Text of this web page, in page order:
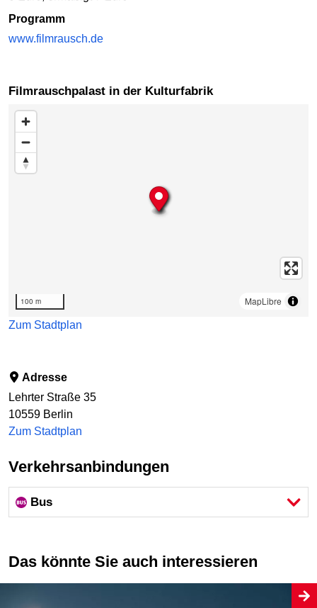
Programm
www.filmrausch.de
Filmrauschpalast in der Kulturfabrik
Karte überspringen
100 m
MapLibre
Zum Stadtplan
Adresse
Lehrter Straße 35
10559 Berlin
Zum Stadtplan
Verkehrsanbindungen
Bus
Das könnte Sie auch interessieren